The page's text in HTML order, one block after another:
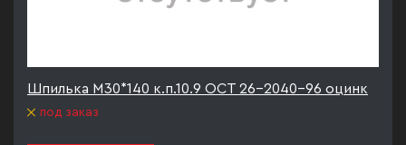
Шпилька М30*140 к.п.10.9 ОСТ 26-2040-96 оцинк
под заказ